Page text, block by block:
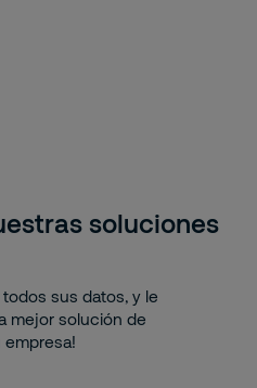
soluciones
sus datos, y le
mejor solución de